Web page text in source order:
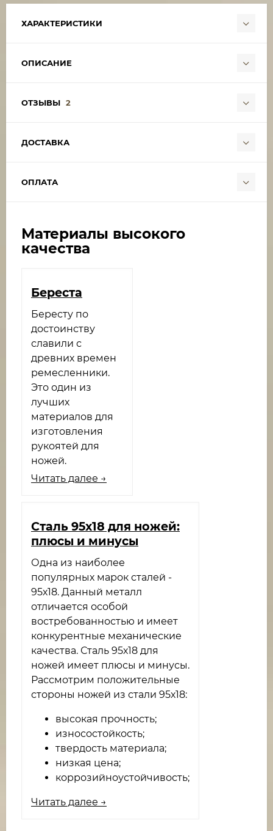
ХАРАКТЕРИСТИКИ
ОПИСАНИЕ
ОТЗЫВЫ 2
ДОСТАВКА
ОПЛАТА
Материалы высокого
качества
Береста
Бересту по
достоинству
славили с
древних времен
ремесленники.
Это один из
лучших
материалов для
изготовления
рукоятей для
ножей.
Читать далее →
​Сталь 95х18 для ножей:
плюсы и минусы
Одна из наиболее
популярных марок сталей -
95х18. Данный металл
отличается особой
востребованностью и имеет
конкурентные механические
качества. Сталь 95х18 для
ножей имеет плюсы и минусы.
Рассмотрим положительные
стороны ножей из стали 95х18:
высокая прочность;
износостойкость;
твердость материала;
низкая цена;
коррозийноустойчивость;
Читать далее →